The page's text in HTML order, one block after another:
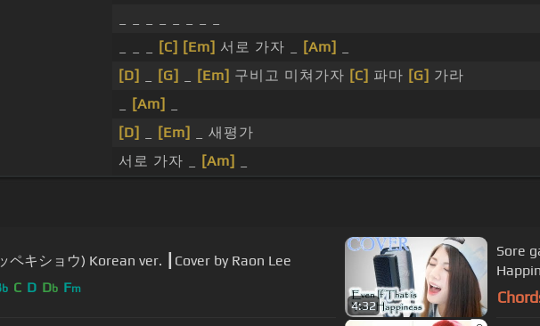
[C] [Em] 서로 가자 _ [Am]
[D]
[G] [Em] 구비고 미쳐가자 [C] 파마 [G] 가라
[Am]
[D]
[Em]
_ 새평가
서로 가자 _
[Am]
ペキショウ) Korean ver. ┃Cover by Raon Lee
b C D Db Fm
4:32
Sore